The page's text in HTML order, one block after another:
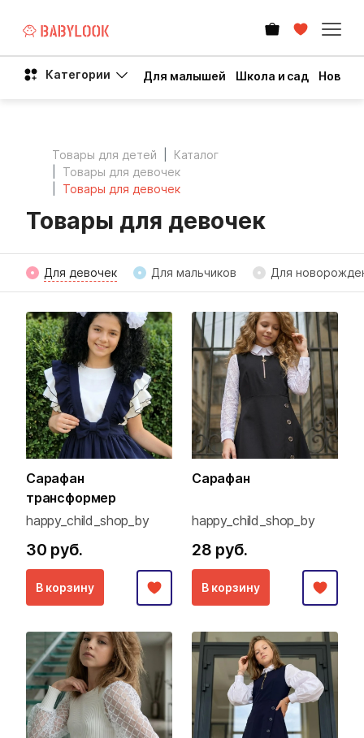
Категории Для малышей Школа и сад Новый
Товары для детей
Каталог
Товары для девочек
Товары для девочек
Товары для девочек
Для девочек Для мальчиков Для
Сарафан
трансформер
happy_child_shop_by
30 руб.
В корзину
Сарафан
happy_child_shop_by
28 руб.
В корзину